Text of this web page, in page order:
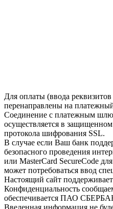
Для оплаты (ввода
перенаправлены на
Соединение с платежным
осуществляется в
протокола шифрования SSL.
В случае если Ваш банк
безопасного проведения
или MasterCard SecureCode
может потребоваться ввод
Настоящий сайт
Конфиденциальность
обеспечивается ПАО